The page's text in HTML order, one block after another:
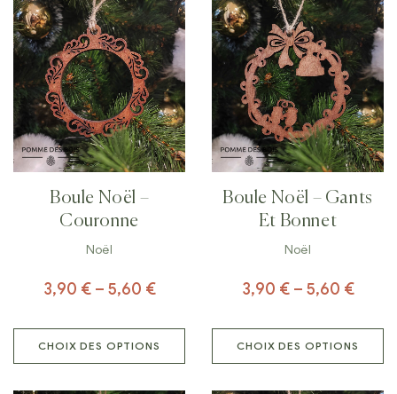
Boule Noël –
Couronne
Noël
3,90 €– 5,60 €
CHOIX DES OPTIONS
Boule Noël – Gants
Et Bonnet
Noël
3,90 €– 5,60 €
CHOIX DES OPTIONS